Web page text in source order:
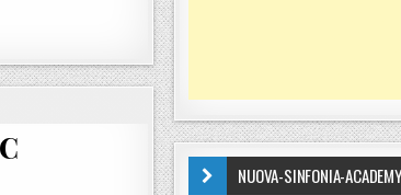
CONTROLLI E DENUNCE DEI CC NUOVA-SINFONIA-ACADEMY